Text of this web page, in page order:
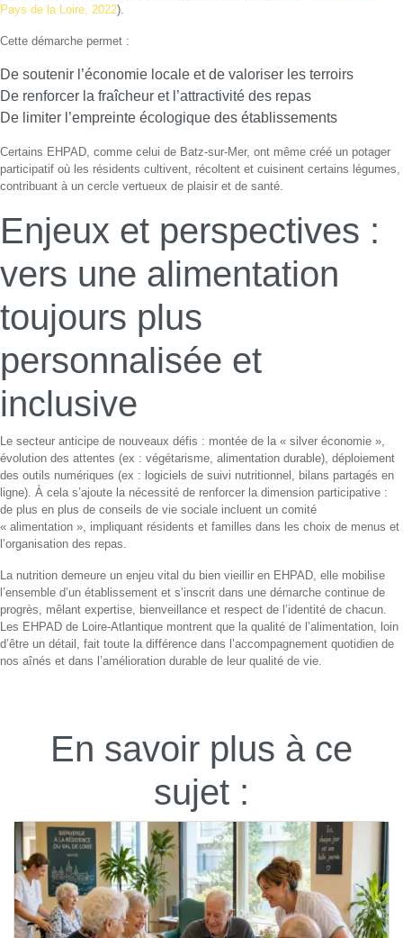
Pays de la Loire, 2022).
Cette démarche permet :
De soutenir l’économie locale et de valoriser les terroirs
De renforcer la fraîcheur et l’attractivité des repas
De limiter l’empreinte écologique des établissements
Certains EHPAD, comme celui de Batz-sur-Mer, ont même créé un potager
participatif où les résidents cultivent, récoltent et cuisinent certains légumes,
contribuant à un cercle vertueux de plaisir et de santé.
Enjeux et perspectives :
vers une alimentation
toujours plus
personnalisée et
inclusive
Le secteur anticipe de nouveaux défis : montée de la « silver économie »,
évolution des attentes (ex : végétarisme, alimentation durable), déploiement
des outils numériques (ex : logiciels de suivi nutritionnel, bilans partagés en
ligne). À cela s’ajoute la nécessité de renforcer la dimension participative :
de plus en plus de conseils de vie sociale incluent un comité
« alimentation », impliquant résidents et familles dans les choix de menus et
l’organisation des repas.
La nutrition demeure un enjeu vital du bien vieillir en EHPAD, elle mobilise
l’ensemble d’un établissement et s’inscrit dans une démarche continue de
progrès, mêlant expertise, bienveillance et respect de l’identité de chacun.
Les EHPAD de Loire-Atlantique montrent que la qualité de l’alimentation, loin
d’être un détail, fait toute la différence dans l’accompagnement quotidien de
nos aînés et dans l’amélioration durable de leur qualité de vie.
En savoir plus à ce
sujet :